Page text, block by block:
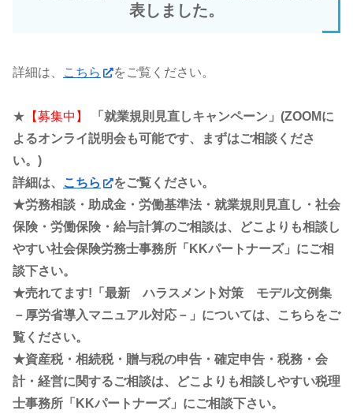
表しました。
詳細は、 こちら をご覧ください。
★ 【募集中】
「就業規則見直しキャンペーン」(ZOOMに
よるオンライ説明会も可能です、まずはご相談くださ
い。)
詳細は、
こちら
をご覧ください。
★労務相談・助成金・労働基準法・就業規則見直し・社会
保険・労働保険・給与計算のご相談は、どこよりも相談し
やすい社会保険労務士事務所「KKパートナーズ」にご相
談下さい。
★売れてます!「最新 ハラスメント対策 モデル文例集
－厚労省導入マニュアル対応－」については、こちらをご
覧ください。
★資産税・相続税・贈与税の申告・確定申告・税務・会
計・経営に関するご相談は、どこよりも相談しやすい税理
士事務所「KKパートナーズ」にご相談下さい。